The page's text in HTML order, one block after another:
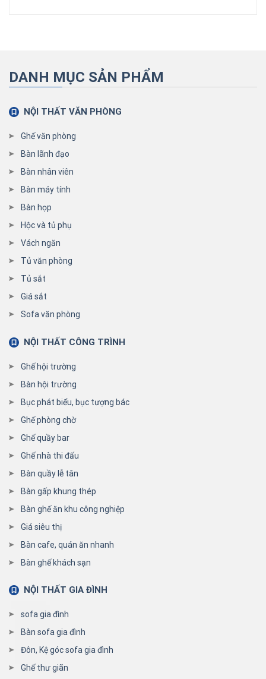
DANH MỤC SẢN PHẨM
NỘI THẤT VĂN PHÒNG
Ghế văn phòng
Bàn lãnh đạo
Bàn nhân viên
Bàn máy tính
Bàn họp
Hộc và tủ phụ
Vách ngăn
Tủ văn phòng
Tủ sắt
Giá sắt
Sofa văn phòng
NỘI THẤT CÔNG TRÌNH
Ghế hội trường
Bàn hội trường
Bục phát biểu, bục tượng bác
Ghế phòng chờ
Ghế quầy bar
Ghế nhà thi đấu
Bàn quầy lễ tân
Bàn gấp khung thép
Bàn ghế ăn khu công nghiệp
Giá siêu thị
Bàn cafe, quán ăn nhanh
Bàn ghế khách sạn
NỘI THẤT GIA ĐÌNH
sofa gia đình
Bàn sofa gia đình
Đôn, Kệ góc sofa gia đình
Ghế thư giãn